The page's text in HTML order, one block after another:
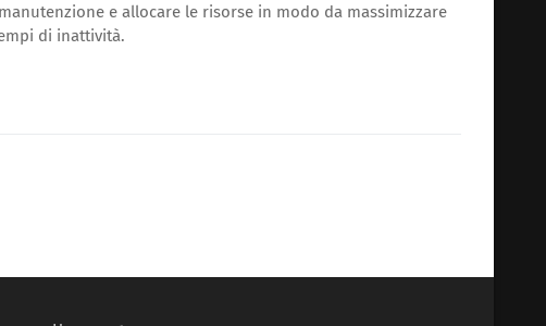
e allocare le risorse in modo da massimizzare
di inattività.